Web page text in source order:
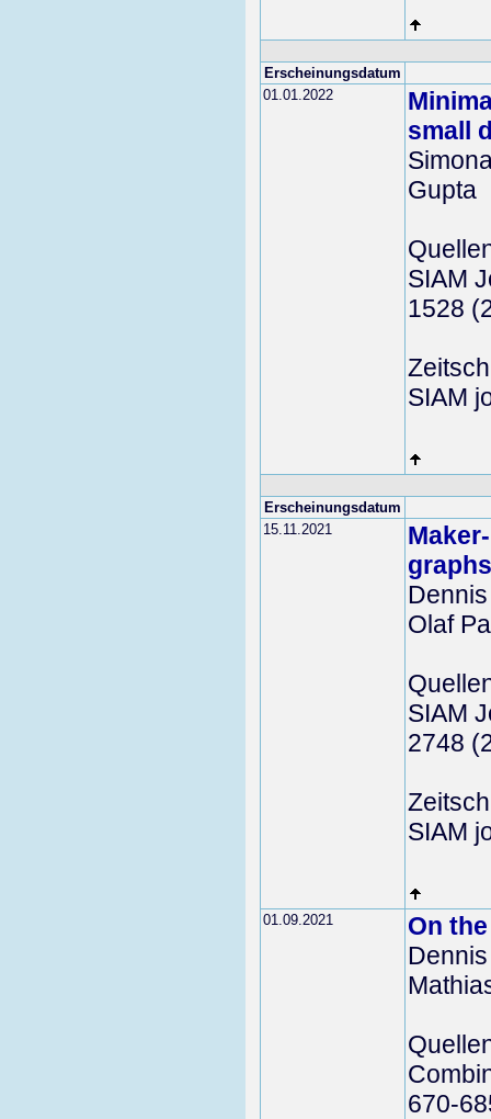
Erscheinungsdatum
01.01.2022
small
Gupta
SIAM
1528
SIAM
Erscheinungsdatum
15.11.2021
Olaf
SIAM
2748
SIAM
01.09.2021
On
670-